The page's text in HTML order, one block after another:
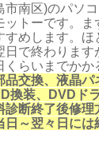
市南区)のパソ
ットーです。ま
すめします。ほ
日で終わります
らいまでかか
品交換、液晶パ
換装、DVDド
診断終了後修理
日～翌々日には